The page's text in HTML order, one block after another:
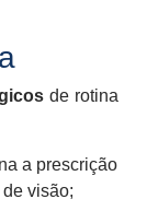
de rotina
a prescrição
visão;